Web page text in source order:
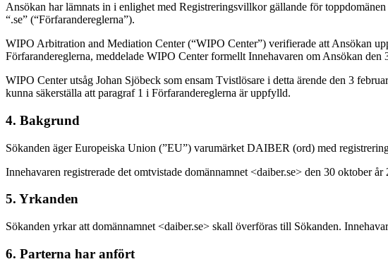
Ansökan har lämnats in i enlighet med Registreringsvillkor gällande för
“.se” (“Förfarandereglerna”).
WIPO Arbitration and Mediation Center (“WIPO Center”) verifierade att Ansökan
Förfarandereglerna, meddelade WIPO Center formellt Innehavaren om Ansökan
WIPO Center utsåg Johan Sjöbeck som ensam Tvistlösare i detta ärende den 3
kunna säkerställa att paragraf 1 i Förfarandereglerna är uppfylld.
4. Bakgrund
Sökanden äger Europeiska Union (”EU”) varumärket DAIBER (ord) med
Innehavaren registrerade det omtvistade domännamnet <daiber.se> den 30 oktober år
5. Yrkanden
Sökanden yrkar att domännamnet <daiber.se> skall överföras till Sökanden.
6. Parterna har anfört